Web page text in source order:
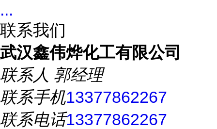
...
联系我们
武汉鑫伟烨化工有限公司
联系人 郭经理
联系手机13377862267
联系电话13377862267